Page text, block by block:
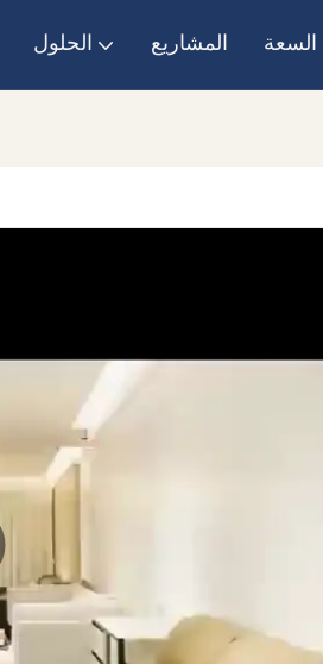
الحلول المشاريع السعة